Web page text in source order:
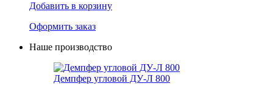
Добавить в корзину
Оформить заказ
Наше производство
Демпфер угловой ДУ-Л 800